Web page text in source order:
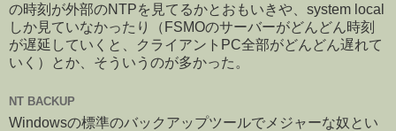
の時刻が外部のNTPを見てるかとおもいきや、system local
しか見ていなかったり（FSMOのサーバーがどんどん時刻
が遅延していくと、クライアントPC全部がどんどん遅れて
いく）とか、そういうのが多かった。
NT BACKUP
Windowsの標準のバックアップツールでメジャーな奴とい